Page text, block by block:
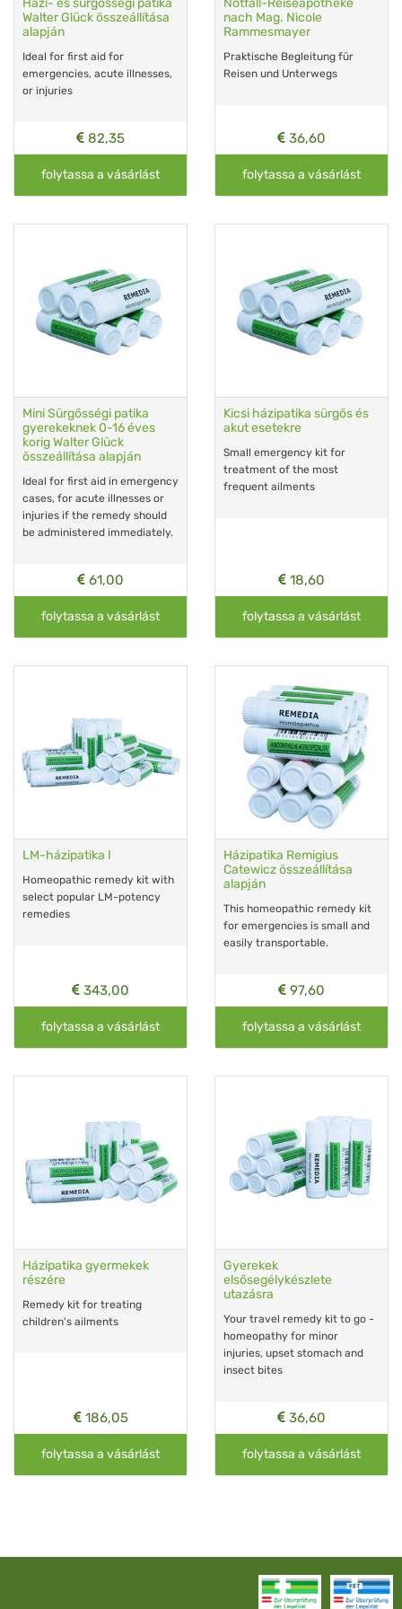
Házi- és sürgosségi patika
Walter Glück összeállítása
alapján
Ideal for first aid for
emergencies, acute illnesses,
or injuries
82,35
folytassa a vásárlást
Notfall-Reiseapotheke
nach Mag. Nicole
Rammesmayer
Praktische Begleitung für
Reisen und Unterwegs
36,60
folytassa a vásárlást
Mini Sürgősségi patika
gyerekeknek 0-16 éves
korig Walter Glück
összeállítása alapján
Ideal for first aid in emergency
cases, for acute illnesses or
injuries if the remedy should
be administered immediately.
61,00
folytassa a vásárlást
Kicsi házipatika sürgős és
akut esetekre
Small emergency kit for
treatment of the most
frequent ailments
18,60
folytassa a vásárlást
LM-házipatika I
Homeopathic remedy kit with
select popular LM-potency
remedies
343,00
folytassa a vásárlást
Házipatika Remigius
Catewicz összeállítása
alapján
This homeopathic remedy kit
for emergencies is small and
easily transportable.
97,60
folytassa a vásárlást
Házipatika gyermekek
részére
Remedy kit for treating
children's ailments
186,05
folytassa a vásárlást
Gyerekek
elsősegélykészlete
utazásra
Your travel remedy kit to go -
homeopathy for minor
injuries, upset stomach and
insect bites
36,60
folytassa a vásárlást